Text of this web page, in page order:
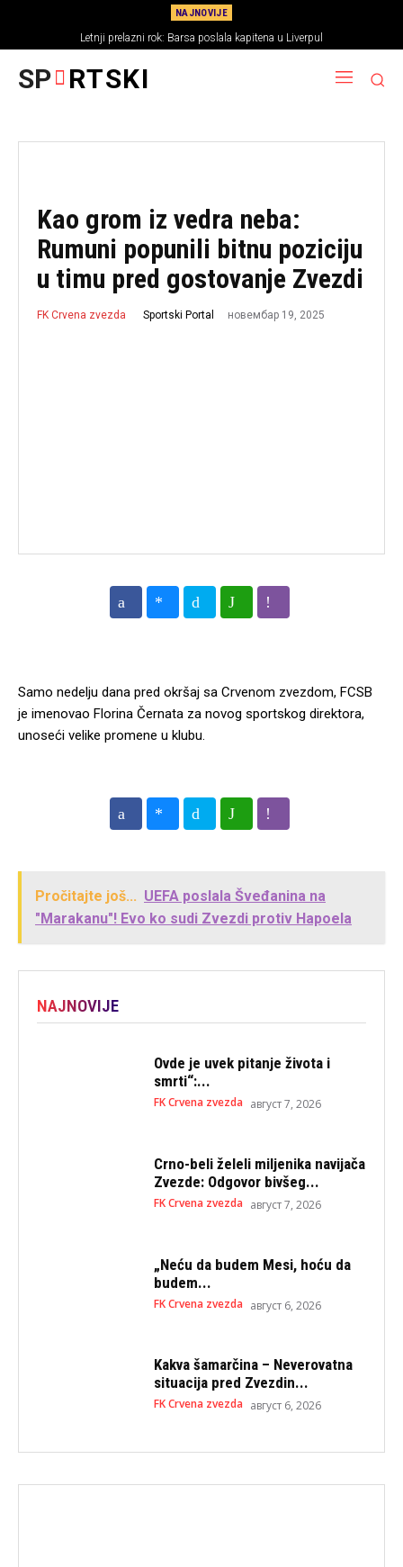
NAJNOVIJE
Letnji prelazni rok: Barsa poslala kapitena u Liverpul
SP RTSKI
Kao grom iz vedra neba:
Rumuni popunili bitnu poziciju
u timu pred gostovanje Zvezdi
FK Crvena zvezda Sportski Portal новембар 19, 2025
Samo nedelju dana pred okršaj sa Crvenom zvezdom, FCSB
je imenovao Florina Černata za novog sportskog direktora,
unoseći velike promene u klubu.
Pročitajte još... UEFA poslala Šveđanina na
"Marakanu"! Evo ko sudi Zvezdi protiv Hapoela
NAJNOVIJE
Ovde je uvek pitanje života i
smrti“:...
FK Crvena zvezda август 7, 2026
Crno-beli želeli miljenika navijača
Zvezde: Odgovor bivšeg...
FK Crvena zvezda август 7, 2026
„Neću da budem Mesi, hoću da
budem...
FK Crvena zvezda август 6, 2026
Kakva šamarčina – Neverovatna
situacija pred Zvezdin...
FK Crvena zvezda август 6, 2026